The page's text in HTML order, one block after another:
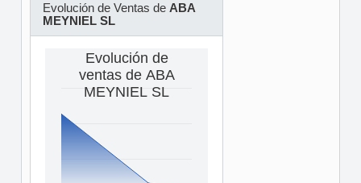
Evolución de Ventas de ABA
MEYNIEL SL
Evolución de
ventas de ABA
MEYNIEL SL